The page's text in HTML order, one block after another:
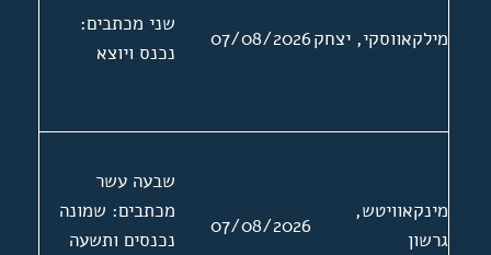
מילקאווסקי, יצחק07/08/2026
שני מכתבים:
נכנס ויוצא
מינקאוויטש,
גרשון
07/08/2026
שבעה עשר
מכתבים: שמונה
נכנסים ותשעה